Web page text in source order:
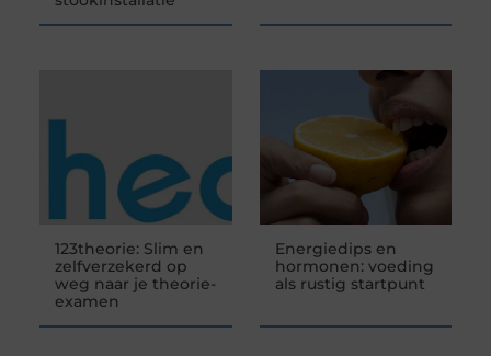
123theorie: Slim en
zelfverzekerd op
weg naar je theorie-
examen
Energiedips en
hormonen: voeding
als rustig startpunt